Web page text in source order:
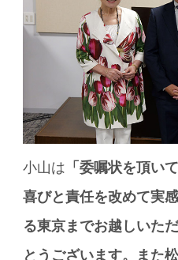
小山は 「委嘱状を頂い
喜びと責任を改めて実
る東京までお越しいた
とうございます。また